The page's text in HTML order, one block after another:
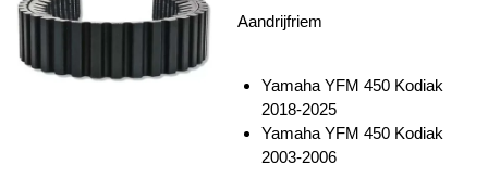
Aandrijfriem
Yamaha YFM 450 Kodiak
2018-2025
Yamaha YFM 450 Kodiak
2003-2006